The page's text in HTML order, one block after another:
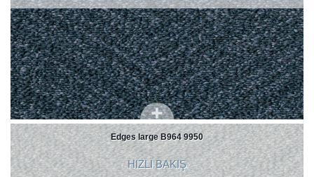
Edges large B964 9950
HIZLI BAKIŞ